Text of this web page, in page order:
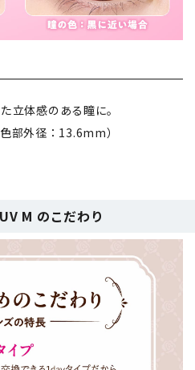
立体感のある瞳に。
部外径：13.6mm）
M のこだわり